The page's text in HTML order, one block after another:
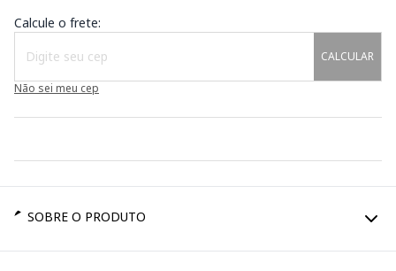
Calcule o frete:
CALCULAR
Não sei meu cep
SOBRE O PRODUTO